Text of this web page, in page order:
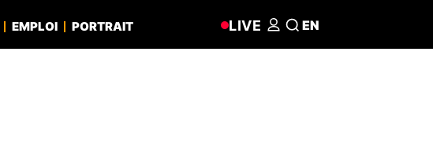
EMPLOI PORTRAIT LIVE EN